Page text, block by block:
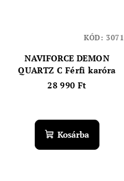
NAVIFORCE DEMON
QUARTZ C Férfi karóra
28 990 Ft
Kosárba
KÓD: 3071